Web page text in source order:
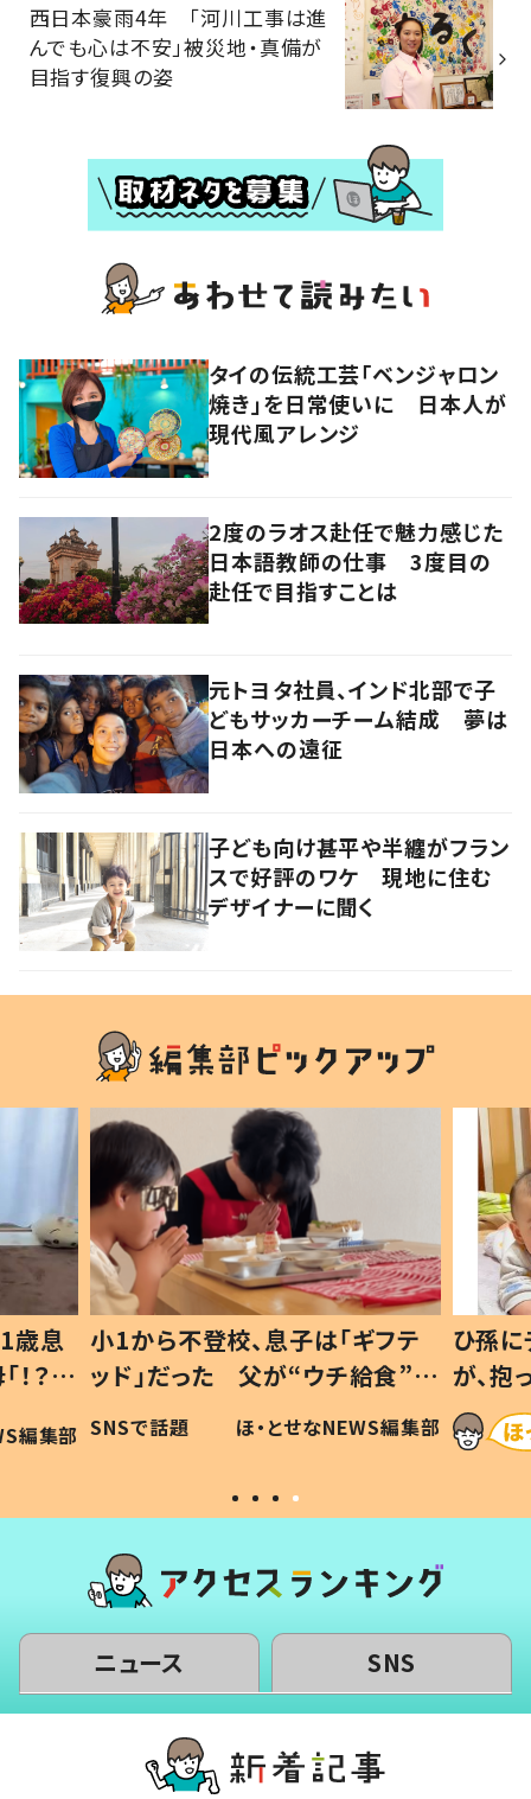
西日本豪雨4年 「河川工事は進
んでも心は不安」被災地・真備が
目指す復興の姿
タイの伝統工芸「ベンジャロン
焼き」を日常使いに 日本人が
現代風アレンジ
2度のラオス赴任で魅力感じた
日本語教師の仕事 3度目の
赴任で目指すことは
元トヨタ社員、インド北部で子
どもサッカーチーム結成 夢は
日本への遠征
子ども向け甚平や半纏がフラン
スで好評のワケ 現地に住む
デザイナーに聞く
歳息
？」
編集部
小1から不登校、息子は「ギフテ
ッド」だった 父が“ウチ給食”を
作り続ける理由とは #令和の親
#令和の子
SNSで話題 ほ・とせなNEWS編集部
ひ孫
が、
「涙が
い」
ニュース SNS